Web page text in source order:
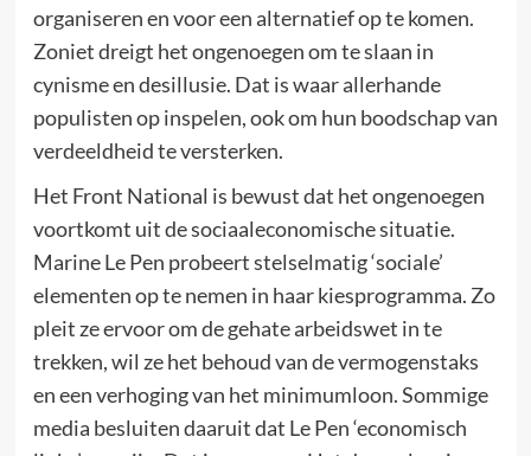
organiseren en voor een alternatief op te komen.
Zoniet dreigt het ongenoegen om te slaan in
cynisme en desillusie. Dat is waar allerhande
populisten op inspelen, ook om hun boodschap van
verdeeldheid te versterken.
Het Front National is bewust dat het ongenoegen
voortkomt uit de sociaaleconomische situatie.
Marine Le Pen probeert stelselmatig ‘sociale’
elementen op te nemen in haar kiesprogramma. Zo
pleit ze ervoor om de gehate arbeidswet in te
trekken, wil ze het behoud van de vermogenstaks
en een verhoging van het minimumloon. Sommige
media besluiten daaruit dat Le Pen ‘economisch